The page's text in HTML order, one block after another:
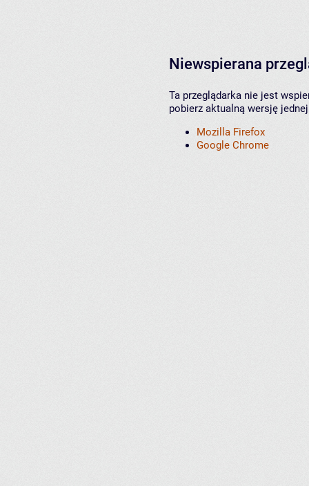
Niewspierana
Ta przeglądarka nie jest
pobierz aktualną wersję
Mozilla Firefox
Google Chrome